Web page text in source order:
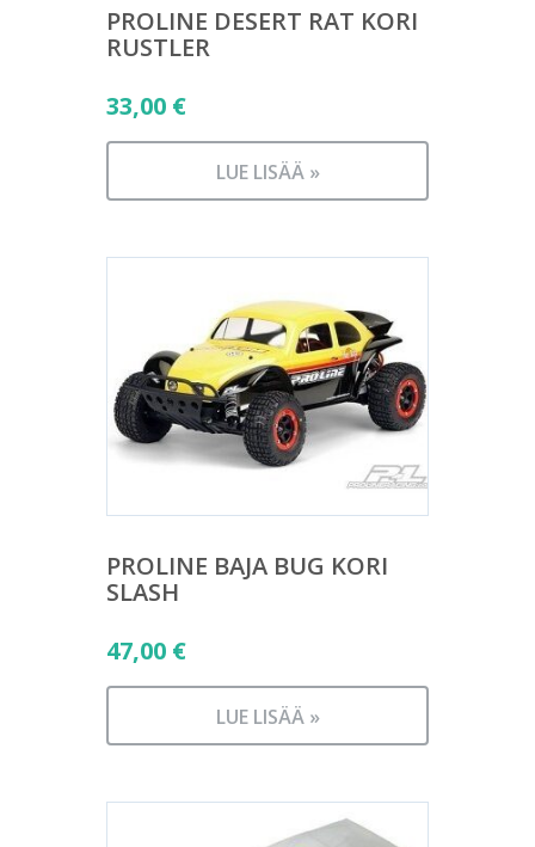
PROLINE DESERT RAT KORI
RUSTLER
33,00 €
LUE LISÄÄ »
PROLINE BAJA BUG KORI
SLASH
47,00 €
LUE LISÄÄ »